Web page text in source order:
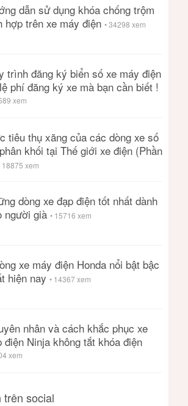
dẫn sử dụng khóa chống trộm
hợp trên xe máy điện • 34298 xem
trình đăng ký biển số xe máy điện
phí đăng ký xe mà bạn cần biết !
xem
tiêu thụ xăng của các dòng xe số
khối tại Thế giới xe điện (Phần
18875 xem
dòng xe đạp điện tốt nhất dành
người già • 15716 xem
xe máy điện Honda nổi bật bậc
hiện nay • 14367 xem
nhân và cách khắc phục xe
điện Ninja không tắt khóa điện
xem
social